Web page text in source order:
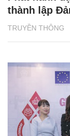
TRUYỀN THÔNG
thành lập